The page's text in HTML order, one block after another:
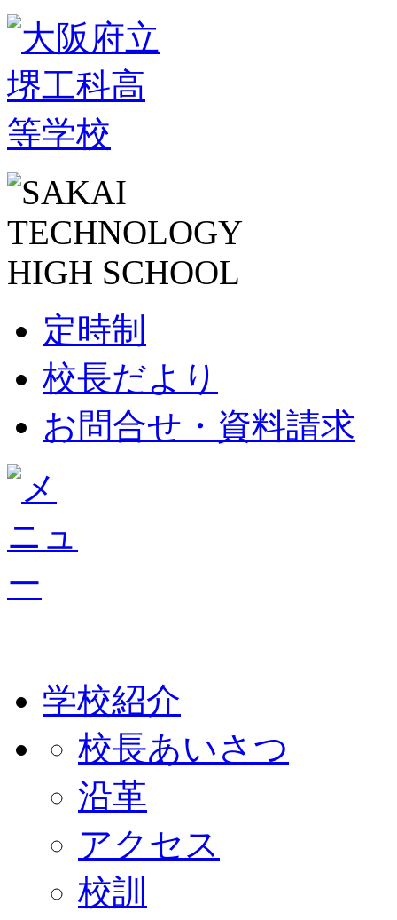
定時制
校長だより
お問合せ・資料請求
学校紹介
校長あいさつ
沿革
アクセス
校訓